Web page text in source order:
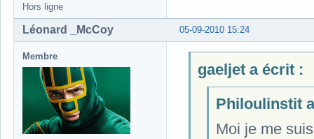
Hors ligne
05-09-2010 15:24
Léonard _McCoy
Membre
gaeljet a écrit :
Philoulinstit
Moi je me